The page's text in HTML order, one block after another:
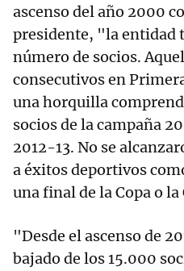
ascenso del año 2000
presidente, "la entidad
número de socios.
consecutivos en
una horquilla
socios de la campaña
2012-13. No se
a éxitos deportivos
una final de la Copa o
"Desde el ascenso de
bajado de los 15.000